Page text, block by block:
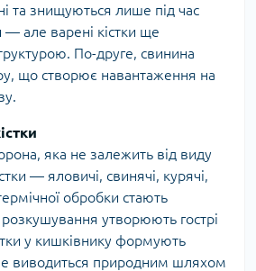
та знищуються лише під час
— але варені кістки ще
По-друге, свинина
що створює навантаження на
яка не залежить від виду
— яловичі, свинячі, курячі,
обробки стають
розкушування утворюють гострі
у кишківнику формують
виводиться природним шляхом